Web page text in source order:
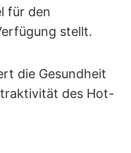
für den
stellt.
die Gesundheit
des Hot-